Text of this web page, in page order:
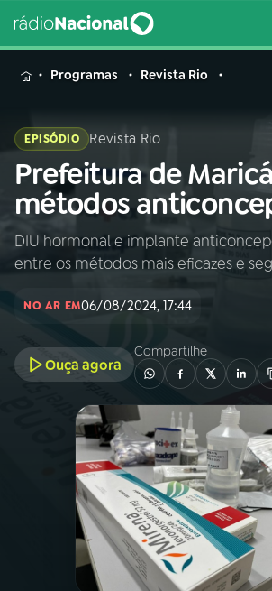
MENU
Buscar
na
Rádio
Nacional
Buscar
AO VIVO
01INÍCIO
PROGRAMAÇÃO
PROGRAMAS
PODCASTS
Programas Revista Rio
EPISÓDIO Revista Rio
Prefeitura de
métodos
DIU hormonal e implante
entre os métodos mais eficazes e
NO AR EM06/08/2024, 17:44
Ouça agora
Compartilhe